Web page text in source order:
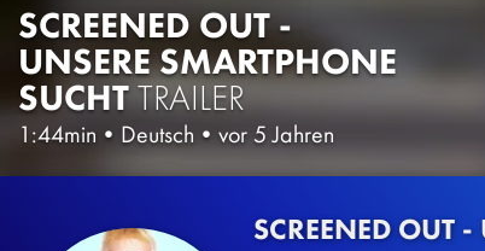
SCREENED OUT -
UNSERE SMARTPHONE
SUCHTTRAILER
1:44min • Deutsch • vor 5 Jahren
SCREENED OUT